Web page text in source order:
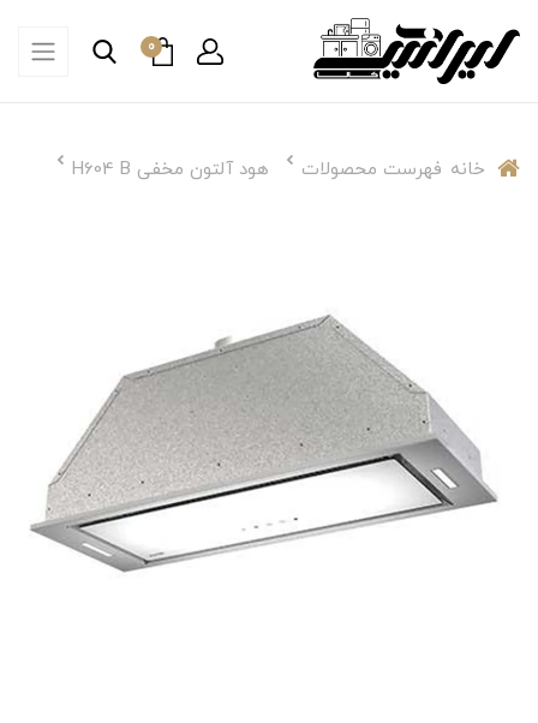
0
خانه فهرست محصولات هود آلتون مخفی H604 B